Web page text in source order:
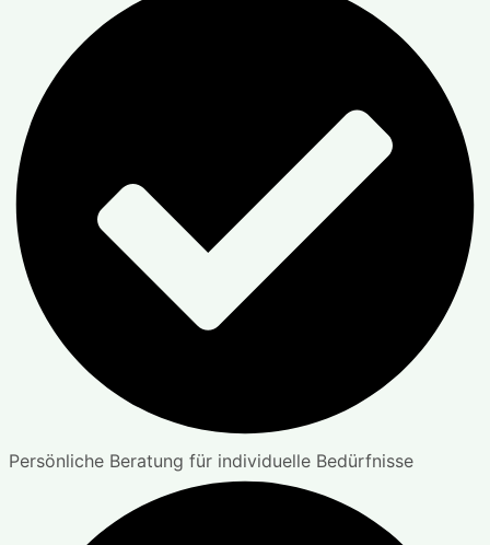
Persönliche Beratung für individuelle Bedürfnisse